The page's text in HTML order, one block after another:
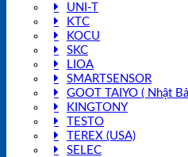
UNI-T
KTC
KOCU
SKC
LIOA
SMARTSENSOR
GOOT TAIYO ( Nhật
KINGTONY
TESTO
TEREX (USA)
SELEC